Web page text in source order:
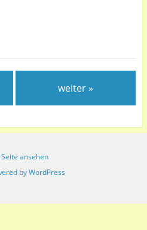
weiter »
ansehen
by WordPress